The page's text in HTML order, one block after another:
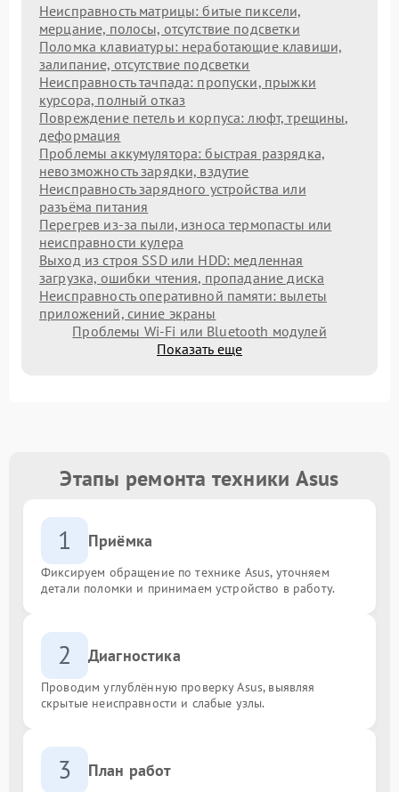
Неисправность матрицы: битые пиксели,
мерцание, полосы, отсутствие подсветки
Поломка клавиатуры: неработающие клавиши,
залипание, отсутствие подсветки
Неисправность тачпада: пропуски, прыжки
курсора, полный отказ
Повреждение петель и корпуса: люфт, трещины,
деформация
Проблемы аккумулятора: быстрая разрядка,
невозможность зарядки, вздутие
Неисправность зарядного устройства или
разъёма питания
Перегрев из‑за пыли, износа термопасты или
неисправности кулера
Выход из строя SSD или HDD: медленная
загрузка, ошибки чтения, пропадание диска
Неисправность оперативной памяти: вылеты
приложений, синие экраны
Проблемы Wi‑Fi или Bluetooth модулей
Показать еще
Этапы ремонта техники Asus
1 Приёмка
Фиксируем обращение по технике Asus, уточняем
детали поломки и принимаем устройство в работу.
2 Диагностика
Проводим углублённую проверку Asus, выявляя
скрытые неисправности и слабые узлы.
3 План работ